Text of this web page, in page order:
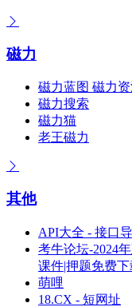
磁力
磁力蓝图 磁力
磁力搜索
磁力猫
老王磁力
其他
API大全 - 接口
考牛论坛-2024
课件|押题免费下
萌哩
18.CX - 短网址